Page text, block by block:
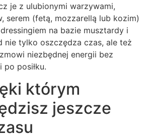
je z ulubionymi warzywami,
serem (fetą, mozzarellą lub kozim)
na bazie musztardy i
nie tylko oszczędza czas, ale też
niezbędnej energii bez
po posiłku.
którym
jeszcze